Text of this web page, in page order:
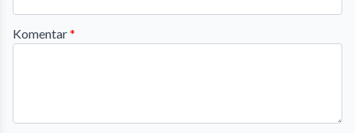
Komentar*